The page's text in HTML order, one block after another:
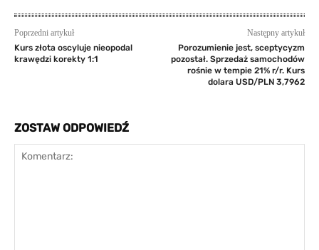
Poprzedni artykuł
Kurs złota oscyluje nieopodal
krawędzi korekty 1:1
Następny artykuł
Porozumienie jest, sceptycyzm
pozostał. Sprzedaż samochodów
rośnie w tempie 21% r/r. Kurs
dolara USD/PLN 3,7962
ZOSTAW ODPOWIEDŹ